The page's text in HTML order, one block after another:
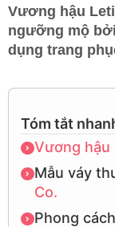
Vương hậu
ngưỡng mộ
dụng trang
Tóm tắt
Vương hậu
Mẫu váy
Co.
Phong